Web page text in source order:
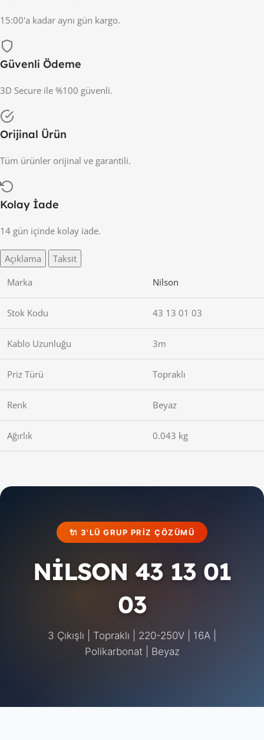
15:00'a kadar aynı gün kargo.
Güvenli Ödeme
3D Secure ile %100 güvenli.
Orijinal Ürün
Tüm ürünler orijinal ve garantili.
Kolay İade
14 gün içinde kolay iade.
Açıklama
Taksit
Marka
Nilson
Stok Kodu 43 13 01 03
Kablo Uzunluğu 3m
Priz Türü Topraklı
Renk Beyaz
Ağırlık 0.043 kg
🔌 3'LÜ GRUP PRIZ ÇÖZÜMÜ
NİLSON 43 13 01
03
3 Çıkışlı | Topraklı | 220-250V | 16A |
Polikarbonat | Beyaz